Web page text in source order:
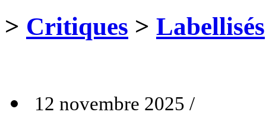
> Critiques > Labellisés
12 novembre 2025 /